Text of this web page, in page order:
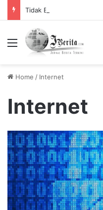
Menu
Home / Internet
Internet